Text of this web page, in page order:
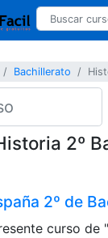
Bachillerato
2º
2º de
curso de